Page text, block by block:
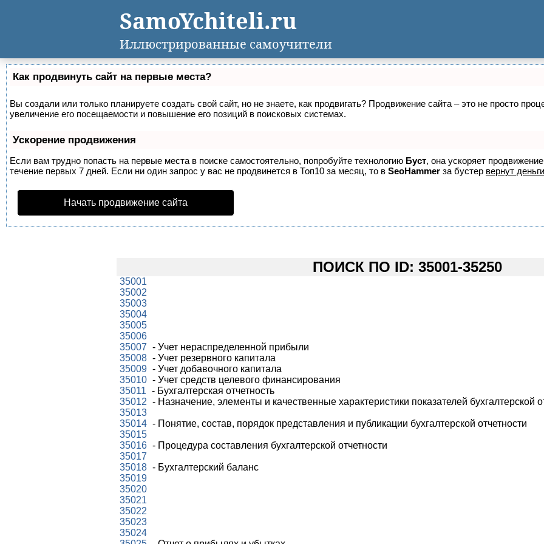
Как продвинуть сайт на первые места?
Вы создали или только планируете создать свой сайт, но не знаете, как продвигать? Продвижение сайта – это не просто
увеличение его посещаемости и повышение его позиций в поисковых системах.
Ускорение продвижения
Если вам трудно попасть на первые места в поиске самостоятельно, попробуйте технологию Буст, она ускоряет
течение первых 7 дней. Если ни один запрос у вас не продвинется в Топ10 за месяц, то в SeoHammer за бустер вернут
Начать продвижение сайта
ПОИСК ПО ID: 35001-35250
35001
35002
35003
35004
35005
35006
35007 - Учет нераспределенной прибыли
35008 - Учет резервного капитала
35009 - Учет добавочного капитала
35010 - Учет средств целевого финансирования
35011 - Бухгалтерская отчетность
35012 - Назначение, элементы и качественные характеристики показателей бухгалтерской
35013
35014 - Понятие, состав, порядок представления и публикации бухгалтерской отчетности
35015
35016 - Процедура составления бухгалтерской отчетности
35017
35018 - Бухгалтерский баланс
35019
35020
35021
35022
35023
35024
SamoYchiteli.ru
Иллюстрированные самоучители